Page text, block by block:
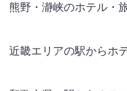
熊野・瀞峡のホテル・
近畿エリアの駅からホ